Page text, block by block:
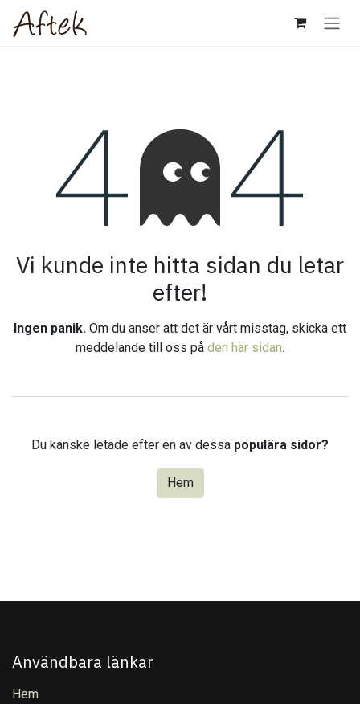
Hoppa till innehåll
Fel 404
Vi kunde inte hitta sidan du letar
efter!
Ingen panik. Om du anser att det är vårt misstag, skicka ett
meddelande till oss på den här sidan.
Du kanske letade efter en av dessa populära sidor?
Hem
Användbara länkar
Hem